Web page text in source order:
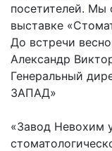
посетителей. Мы
выставке
До встречи
Александр
Генеральный
ЗАПАД»
«Завод Невохим